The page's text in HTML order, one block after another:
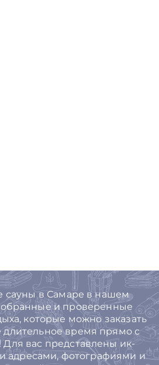
сауны в Самаре в нашем
и проверенные
которые можно заказать
длительное время прямо с
Для вас представлены ик-
адресами, фотографиями и